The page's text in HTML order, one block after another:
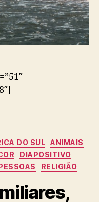
DO SUL ANIMAIS
DIAPOSITIVO
PESSOAS RELIGIÃO